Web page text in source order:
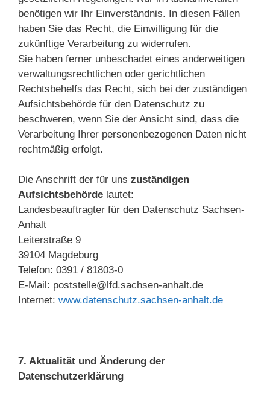
benötigen wir Ihr Einverständnis. In diesen Fällen
haben Sie das Recht, die Einwilligung für die
zukünftige Verarbeitung zu widerrufen.
Sie haben ferner unbeschadet eines anderweitigen
verwaltungsrechtlichen oder gerichtlichen
Rechtsbehelfs das Recht, sich bei der zuständigen
Aufsichtsbehörde für den Datenschutz zu
beschweren, wenn Sie der Ansicht sind, dass die
Verarbeitung Ihrer personenbezogenen Daten nicht
rechtmäßig erfolgt.
Die Anschrift der für uns zuständigen
Aufsichtsbehörde lautet:
Landesbeauftragter für den Datenschutz Sachsen-
Anhalt
Leiterstraße 9
39104 Magdeburg
Telefon: 0391 / 81803-0
E-Mail: poststelle@lfd.sachsen-anhalt.de
Internet: www.datenschutz.sachsen-anhalt.de
7. Aktualität und Änderung der
Datenschutzerklärung